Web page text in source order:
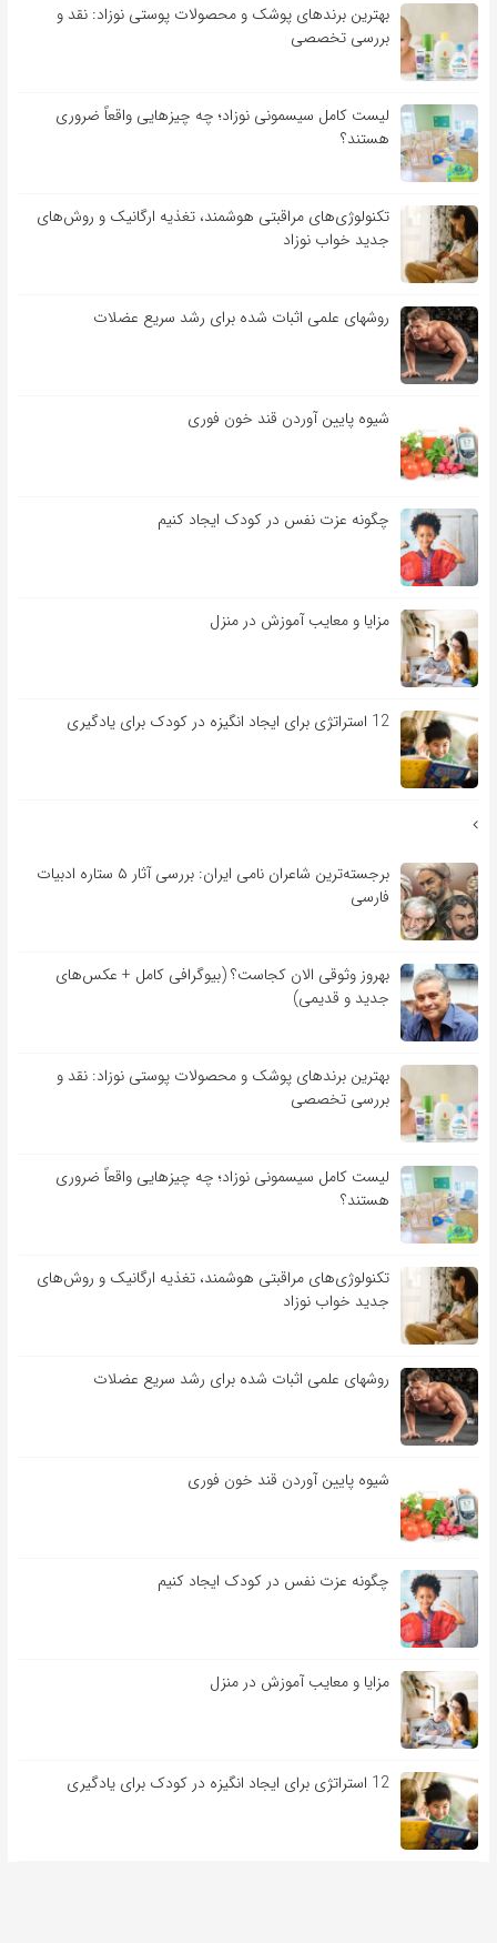
بهترین برندهای پوشک و محصولات پوستی نوزاد: نقد و
بررسی تخصصی
لیست کامل سیسمونی نوزاد؛ چه چیزهایی واقعاً ضروری
هستند؟
تکنولوژی‌های مراقبتی هوشمند، تغذیه ارگانیک و روش‌های
جدید خواب نوزاد
روشهای علمی اثبات شده برای رشد سریع عضلات
شیوه پایین آوردن قند خون فوری
چگونه عزت نفس در کودک ایجاد کنیم
مزایا و معایب آموزش در منزل
12 استراتژی برای ایجاد انگیزه در کودک برای یادگیری
برجسته‌ترین شاعران نامی ایران: بررسی آثار ۵ ستاره ادبیات
فارسی
بهروز وثوقی الان کجاست؟ (بیوگرافی کامل + عکس‌های
جدید و قدیمی)
بهترین برندهای پوشک و محصولات پوستی نوزاد: نقد و
بررسی تخصصی
لیست کامل سیسمونی نوزاد؛ چه چیزهایی واقعاً ضروری
هستند؟
تکنولوژی‌های مراقبتی هوشمند، تغذیه ارگانیک و روش‌های
جدید خواب نوزاد
روشهای علمی اثبات شده برای رشد سریع عضلات
شیوه پایین آوردن قند خون فوری
چگونه عزت نفس در کودک ایجاد کنیم
مزایا و معایب آموزش در منزل
12 استراتژی برای ایجاد انگیزه در کودک برای یادگیری